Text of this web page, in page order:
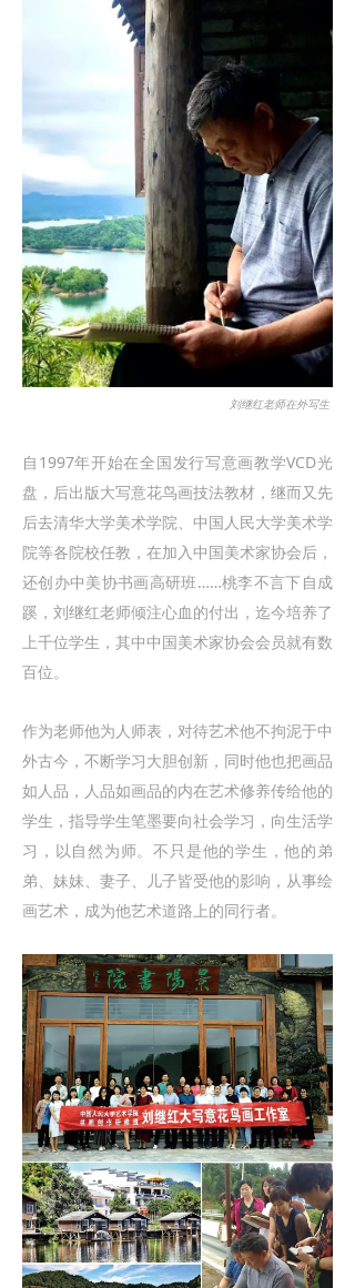
刘继红老师在外写生
自1997年开始在全国发行写意画教学VCD光
盘，后出版大写意花鸟画技法教材，继而又先
后去清华大学美术学院、中国人民大学美术学
院等各院校任教，在加入中国美术家协会后，
还创办中美协书画高研班……桃李不言下自成
蹊，刘继红老师倾注心血的付出，迄今培养了
上千位学生，其中中国美术家协会会员就有数
百位。
作为老师他为人师表，对待艺术他不拘泥于中
外古今，不断学习大胆创新，同时他也把画品
如人品，人品如画品的内在艺术修养传给他的
学生，指导学生笔墨要向社会学习，向生活学
习，以自然为师。不只是他的学生，他的弟
弟、妹妹、妻子、儿子皆受他的影响，从事绘
画艺术，成为他艺术道路上的同行者。